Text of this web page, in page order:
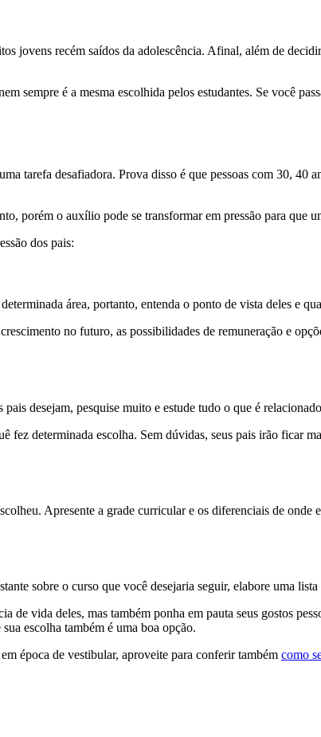
jovens recém saídos da adolescência. Afinal, além de
sempre é a mesma escolhida pelos estudantes. Se você
tarefa desafiadora. Prova disso é que pessoas com 30, 40
porém o auxílio pode se transformar em pressão para que
dos pais:
área, portanto, entenda o ponto de vista deles e
no futuro, as possibilidades de remuneração e
desejam, pesquise muito e estude tudo o que é
fez determinada escolha. Sem dúvidas, seus pais irão ficar
Apresente a grade curricular e os diferenciais de onde
sobre o curso que você desejaria seguir, elabore uma
de vida deles, mas também ponha em pauta seus gostos
escolha também é uma boa opção.
época de vestibular, aproveite para conferir também como